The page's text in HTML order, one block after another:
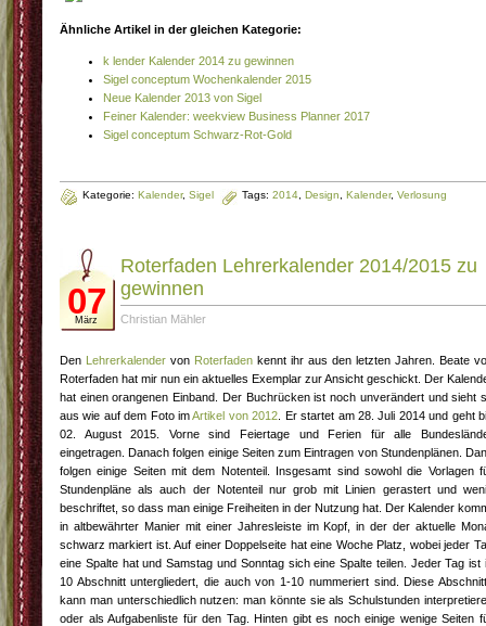
Ähnliche Artikel in der gleichen Kategorie:
k lender Kalender 2014 zu gewinnen
Sigel conceptum Wochenkalender 2015
Neue Kalender 2013 von Sigel
Feiner Kalender: weekview Business Planner 2017
Sigel conceptum Schwarz-Rot-Gold
Kategorie: Kalender, Sigel Tags: 2014 Design Kalender, Verlosung
07
März
Roterfaden Lehrerkalender 2014/2015 zu
gewinnen
Christian Mähler
Den Lehrerkalender von Roterfaden kennt ihr aus den letzten Jahren. Beate
Roterfaden hat mir nun ein aktuelles Exemplar zur Ansicht geschickt. Der
hat einen orangenen Einband. Der Buchrücken ist noch unverändert und sieht
aus wie auf dem Foto imArtikel von 2012 . Er startet am 28. Juli 2014 und geht
02. August 2015. Vorne sind Feiertage und Ferien für alle
eingetragen. Danach folgen einige Seiten zum Eintragen von Stundenplänen.
folgen einige Seiten mit dem Notenteil. Insgesamt sind sowohl die Vorlagen
Stundenpläne als auch der Notenteil nur grob mit Linien gerastert und
beschriftet, so dass man einige Freiheiten in der Nutzung hat. Der Kalender
in altbewährter Manier mit einer Jahresleiste im Kopf, in der der aktuelle
schwarz markiert ist. Auf einer Doppelseite hat eine Woche Platz, wobei jeder
eine Spalte hat und Samstag und Sonntag sich eine Spalte teilen. Jeder Tag ist
10 Abschnitt untergliedert, die auch von 1-10 nummeriert sind. Diese
kann man unterschiedlich nutzen: man könnte sie als Schulstunden
oder als Aufgabenliste für den Tag. Hinten gibt es noch einige wenige Seiten